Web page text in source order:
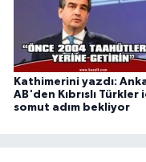
Kathimerini yazdı:
AB'den Kıbrıslı Türkler
somut adım bekliyor